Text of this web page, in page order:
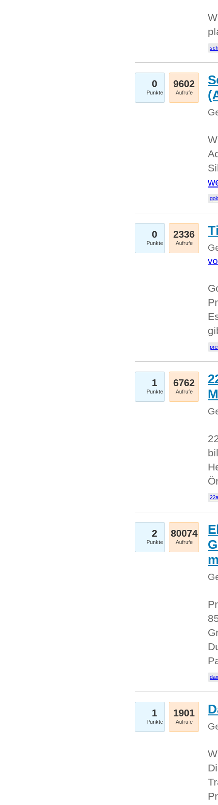
0
Punkte
9602
Aufrufe
0
Punkte
2336
Aufrufe
1
Punkte
6762
Aufrufe
2
Punkte
80074
Aufrufe
1
Punkte
1901
Aufrufe